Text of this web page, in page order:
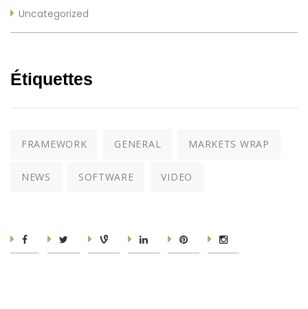
Uncategorized
Étiquettes
FRAMEWORK GENERAL MARKETS WRAP
NEWS SOFTWARE VIDEO